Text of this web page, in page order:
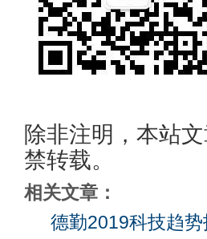
除非注明，本站
禁转载。
相关文章：
德勤2019科技趋